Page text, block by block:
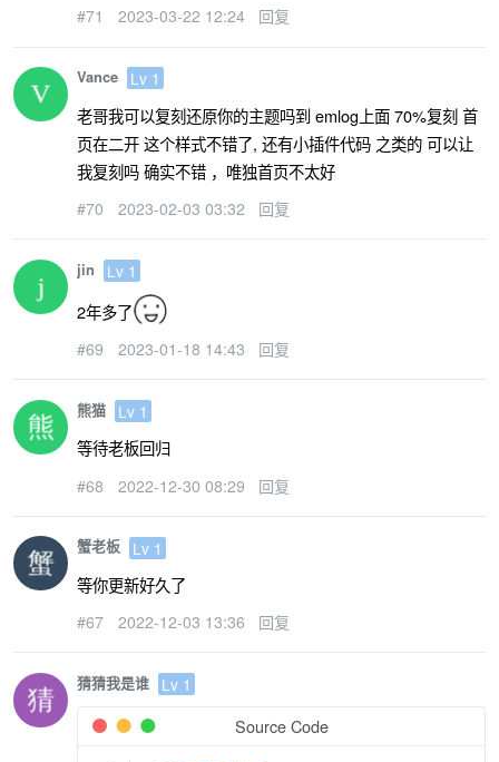
#71 2023-03-22 12:24 回复
Vance Lv 1
老哥我可以复刻还原你的主题吗到 emlog上面 70%复刻 首
页在二开 这个样式不错了, 还有小插件代码 之类的 可以让
我复刻吗 确实不错 ，唯独首页不太好
#70 2023-02-03 03:32 回复
jin Lv 1
2年多了
#69 2023-01-18 14:43 回复
熊猫 Lv 1
等待老板回归
#68 2022-12-30 08:29 回复
蟹老板 Lv 1
等你更新好久了
#67 2022-12-03 13:36 回复
猜猜我是谁 Lv 1
Source Code